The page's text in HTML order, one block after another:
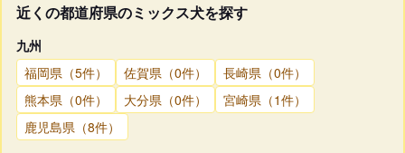
近くの都道府県のミックス犬を探す
九州
福岡県（5件）
佐賀県（0件）
長崎県（0件）
熊本県（0件）
大分県（0件）
宮崎県（1件）
鹿児島県（8件）